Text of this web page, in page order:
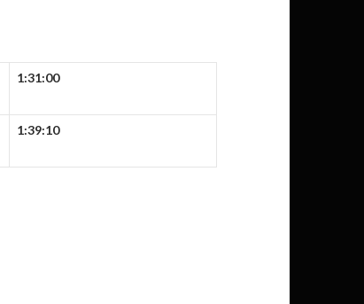
1:31:00
1:39:10